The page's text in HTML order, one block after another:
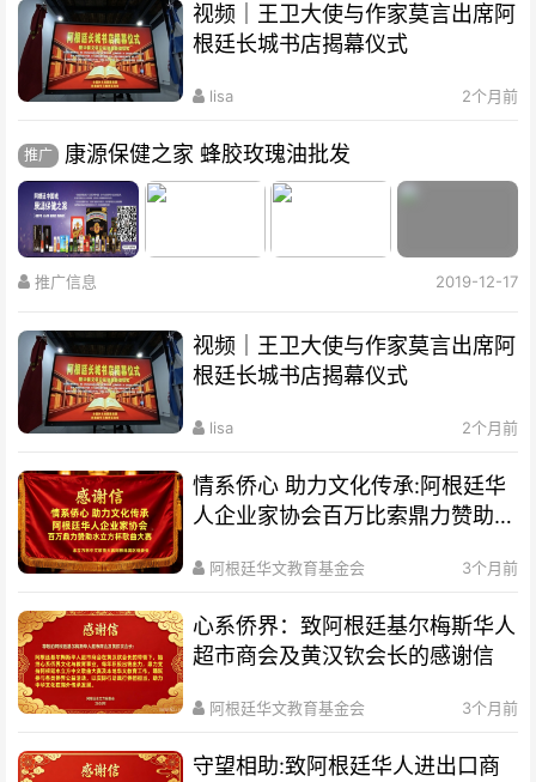
视频｜王卫大使与作家莫言出席阿
根廷长城书店揭幕仪式
lisa 2个月前
推广 康源保健之家 蜂胶玫瑰油批发
推广信息 2019-12-17
视频｜王卫大使与作家莫言出席阿
根廷长城书店揭幕仪式
lisa 2个月前
情系侨心 助力文化传承:阿根廷华
人企业家协会百万比索鼎力赞助水
阿根廷华文教育基金会 3个月前
心系侨界​：致阿根廷基尔梅斯华人
超市商会及黄汉钦会长的感谢信
阿根廷华文教育基金会 3个月前
守望相助:致阿根廷华人进出口商